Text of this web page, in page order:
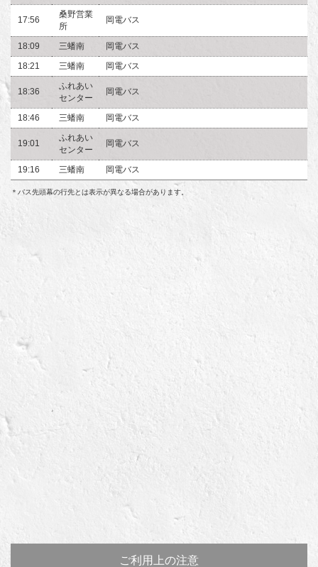
17:56
桑野営業
所
岡電バス
18:09 三蟠南
岡電バス
18:21
三蟠南 岡電バス
18:36
ふれあい
センター
岡電バス
18:46 三蟠南 岡電バス
19:01
ふれあい
センター
岡電バス
19:16 三蟠南 岡電バス
＊バス先頭幕の行先とは表示が異なる場合があります。
ご利用上の注意